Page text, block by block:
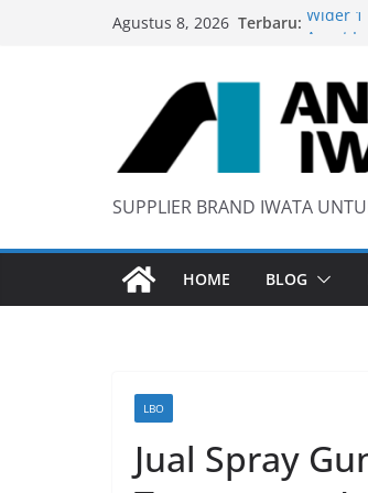
Agustus 8, 2026 Terbaru: Wider 1
anti
Iwata
SUPPLIER BRAND IWATA
HOME BLOG
LBO
Jual Spray